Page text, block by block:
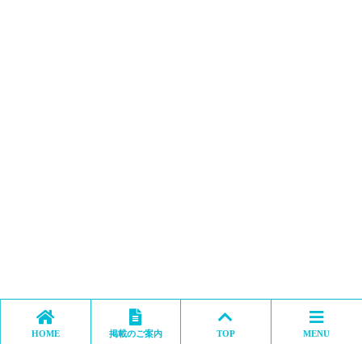
HOME 掲載のご案内 TOP MENU